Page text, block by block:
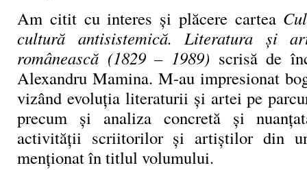
Am citit cu interes și plăcere cartea
cultură antisistemică. Literatura și
românească (1829 – 1989) scrisă de
Alexandru Mamina. M-au impresionat
vizând evoluția literaturii și artei pe
precum și analiza concretă și
activității scriitorilor și artiștilor din
menționat în titlul volumului.